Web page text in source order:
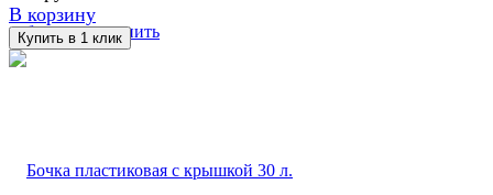
избранное сравнить
В корзину